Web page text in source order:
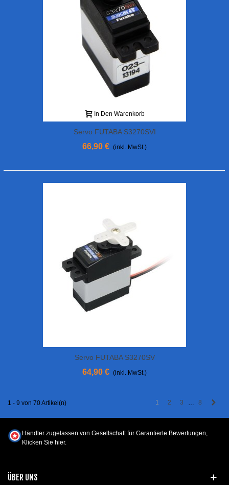
In Den Warenkorb
Servo FUTABA S3270SVI
66,90 € (inkl. MwSt.)
Servo FUTABA S3270SV
64,90 € (inkl. MwSt.)
1 - 9 von 70 Artikel(n) 1 2 3 8
ÜBER UNS
Händler zugelassen von Gesellschaft für Garantierte Bewertungen,
Klicken Sie hier.